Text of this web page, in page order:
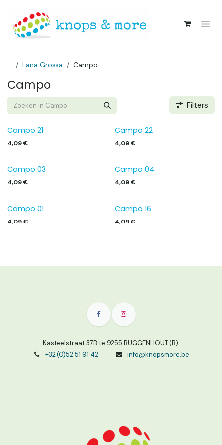
... Lana Grossa Campo
Campo
Filters
Campo 21
4,09€
Campo 22
4,09€
Campo 03
4,09€
Campo 04
4,09€
Campo 01
4,09€
Campo 16
4,09€
Kasteelstraat 37B te 9255 BUGGENHOUT (B)
+32 (0)52 51 91 42
info@knopsmore.be